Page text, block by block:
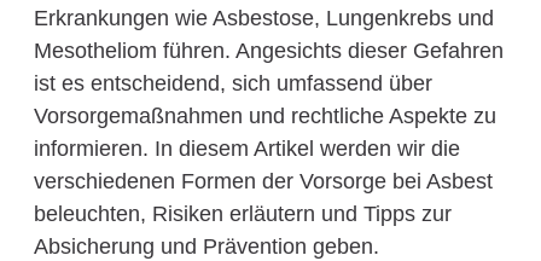
Erkrankungen wie Asbestose, Lungenkrebs und
Mesotheliom führen. Angesichts dieser Gefahren
ist es entscheidend, sich umfassend über
Vorsorgemaßnahmen und rechtliche Aspekte zu
informieren. In diesem Artikel werden wir die
verschiedenen Formen der Vorsorge bei Asbest
beleuchten, Risiken erläutern und Tipps zur
Absicherung und Prävention geben.